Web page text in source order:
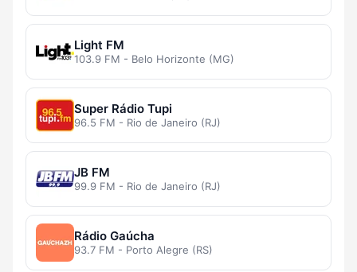
Light FM
103.9 FM - Belo Horizonte (MG)
Super Rádio Tupi
96.5 FM - Rio de Janeiro (RJ)
JB FM
99.9 FM - Rio de Janeiro (RJ)
Rádio Gaúcha
93.7 FM - Porto Alegre (RS)